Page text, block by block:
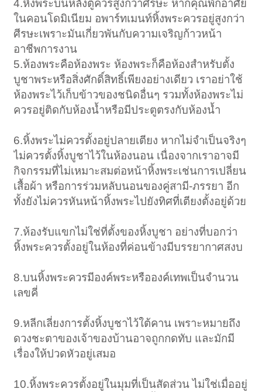
4.หิ้งพระบนหลังตู้ควรสูงกว่าศีรษะ หากคุณพักอาศัย
ในคอนโดมิเนียม อพาร์ทเมนท์หิ้งพระควรอยู่สูงกว่า
ศีรษะเพราะมันเกี่ยวพันกับความเจริญก้าวหน้า
อาชีพการงาน
5.ห้องพระคือห้องพระ ห้องพระก็คือห้องสำหรับตั้ง
บูชาพระหรือสิ่งศักดิ์สิทธิ์เพียงอย่างเดียว เราอย่าใช้
ห้องพระไว้เก็บข้าวของชนิดอื่นๆ รวมทั้งห้องพระไม่
ควรอยู่ติดกับห้องน้ำหรือมีประตูตรงกับห้องน้ำ
6.หิ้งพระไม่ควรตั้งอยู่ปลายเตียง หากไม่จำเป็นจริงๆ
ไม่ควรตั้งหิ้งบูชาไว้ในห้องนอน เนื่องจากเราอาจมี
กิจกรรมที่ไม่เหมาะสมต่อหน้าหิ้งพระเช่นการเปลี่ยน
เสื้อผ้า หรือการร่วมหลับนอนของคู่สามี-ภรรยา อีก
ทั้งยังไม่ควรหันหน้าหิ้งพระไปยังทิศที่เตียงตั้งอยู่ด้วย
7.ห้องรับแขกไม่ใช่ที่ตั้งของหิ้งบูชา อย่างที่บอกว่า
หิ้งพระควรตั้งอยู่ในห้องที่ค่อนข้างมีบรรยากาศสงบ
8.บนหิ้งพระควรมีองค์พระหรือองค์เทพเป็นจำนวน
เลขคี่
9.หลีกเลี่ยงการตั้งหิ้งบูชาไว้ใต้คาน เพราะหมายถึง
ดวงชะตาของเจ้าของบ้านอาจถูกกดทับ และมักมี
เรื่องให้ปวดหัวอยู่เสมอ
10.หิ้งพระควรตั้งอยู่ในมุมที่เป็นสัดส่วน ไม่ใช่เมื่ออยู่